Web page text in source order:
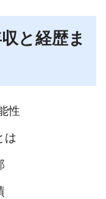
と経歴ま
性
は